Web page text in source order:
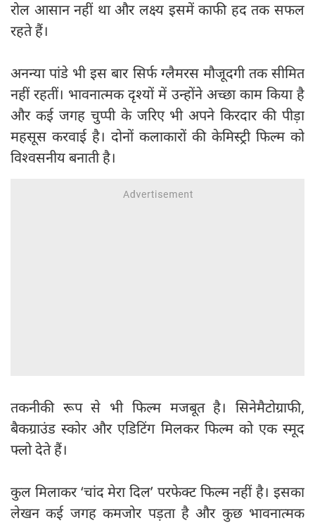
रोल आसान नहीं था और लक्ष्य इसमें काफी हद तक सफल
रहते हैं।
अनन्या पांडे भी इस बार सिर्फ ग्लैमरस मौजूदगी तक सीमित
नहीं रहतीं। भावनात्मक दृश्यों में उन्होंने अच्छा काम किया है
और कई जगह चुप्पी के जरिए भी अपने किरदार की पीड़ा
महसूस करवाई है। दोनों कलाकारों की केमिस्ट्री फिल्म को
विश्वसनीय बनाती है।
तकनीकी रूप से भी फिल्म मजबूत है। सिनेमैटोग्राफी,
बैकग्राउंड स्कोर और एडिटिंग मिलकर फिल्म को एक स्मूद
फ्लो देते हैं।
कुल मिलाकर ‘चांद मेरा दिल’ परफेक्ट फिल्म नहीं है। इसका
लेखन कई जगह कमजोर पड़ता है और कुछ भावनात्मक